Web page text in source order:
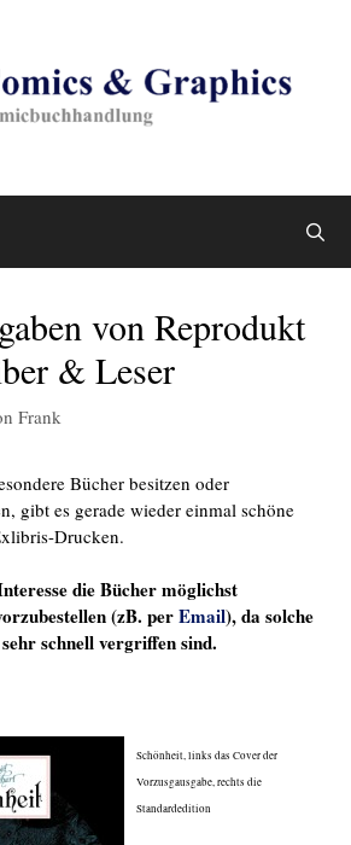
von Reprodukt
& Leser
Frank
Bücher besitzen oder
gibt es gerade wieder einmal schöne
Drucken.
die Bücher möglichst
(zB. perEmail), da solche
schnell vergriffen sind.
Schönheit, links das Cover der
Vorzusgausgabe, rechts die
Standardedition